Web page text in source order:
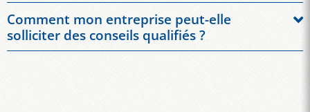
équipes ou sites.
modernisés ou optimisés. Cela permet d'optimiser le budget,
d'intégrer de nouvelles méthodes d'apprentissage et d'obtenir
Comment mon entreprise peut-elle
solliciter des conseils qualifiés ?